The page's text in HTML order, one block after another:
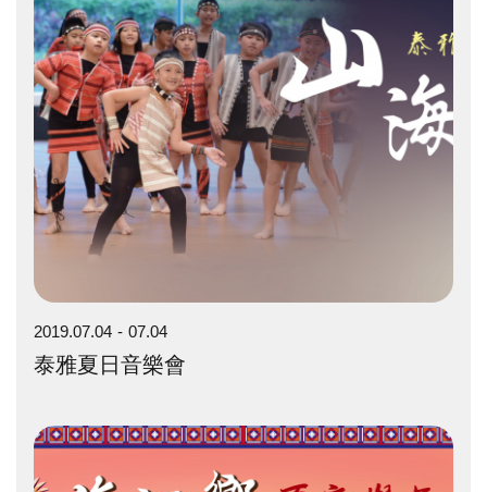
2019.07.04 07.04
泰雅夏日音樂會